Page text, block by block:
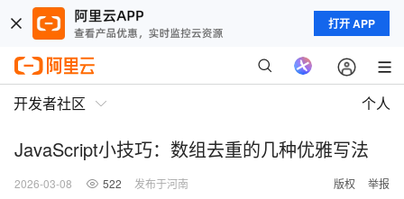
打开 APP
开发者社区 个人
JavaScript小技巧：数组去重的几种优雅写法
2026-03-08 522 发布于河南 版权 举报